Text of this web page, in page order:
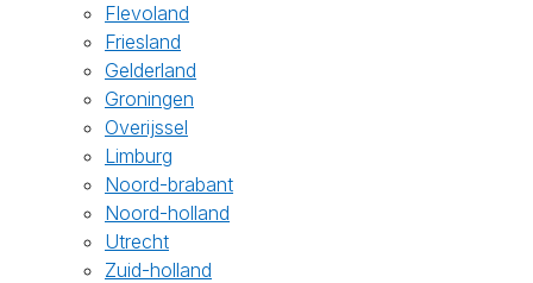
Flevoland
Friesland
Gelderland
Groningen
Overijssel
Limburg
Noord-brabant
Noord-holland
Utrecht
Zuid-holland